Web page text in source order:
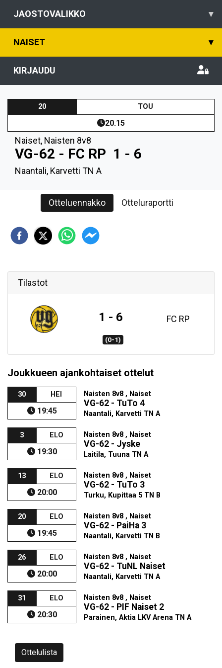
JAOSTOVALIKKO ▾
NAISET ▾
KIRJAUDU
20 TOU
20.15
Naiset, Naisten 8v8
VG-62 - FC RP 1 - 6
Naantali, Karvetti TN A
Otteluennakko Otteluraportti
Tilastot
1 - 6 FC RP
(0-1)
Joukkueen ajankohtaiset ottelut
30 HEI
19:45
Naisten 8v8 , Naiset
VG-62 - TuTo 4
Naantali, Karvetti TN A
3 ELO
19:30
Naisten 8v8 , Naiset
VG-62 - Jyske
Laitila, Tuuna TN A
13 ELO
20:00
Naisten 8v8 , Naiset
VG-62 - TuTo 3
Turku, Kupittaa 5 TN B
20 ELO
19:45
Naisten 8v8 , Naiset
VG-62 - PaiHa 3
Naantali, Karvetti TN B
26 ELO
20:00
Naisten 8v8 , Naiset
VG-62 - TuNL Naiset
Naantali, Karvetti TN A
31 ELO
20:30
Naisten 8v8 , Naiset
VG-62 - PIF Naiset 2
Parainen, Aktia LKV Arena TN A
Ottelulista